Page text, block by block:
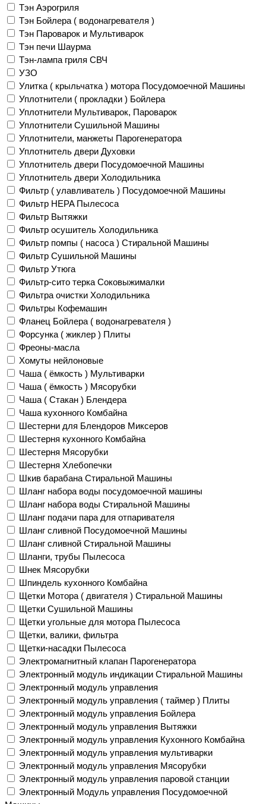
Тэн Аэрогриля
Тэн Бойлера ( водонагревателя )
Тэн Пароварок и Мультиварок
Тэн печи Шаурма
Тэн-лампа гриля СВЧ
УЗО
Улитка ( крыльчатка ) мотора Посудомоечной Машины
Уплотнители ( прокладки ) Бойлера
Уплотнители Мультиварок, Пароварок
Уплотнители Сушильной Машины
Уплотнители, манжеты Парогенератора
Уплотнитель двери Духовки
Уплотнитель двери Посудомоечной Машины
Уплотнитель двери Холодильника
Фильтр ( улавливатель ) Посудомоечной Машины
Фильтр HEPA Пылесоса
Фильтр Вытяжки
Фильтр осушитель Холодильника
Фильтр помпы ( насоса ) Стиральной Машины
Фильтр Сушильной Машины
Фильтр Утюга
Фильтр-сито терка Соковыжималки
Фильтра очистки Холодильника
Фильтры Кофемашин
Фланец Бойлера ( водонагревателя )
Форсунка ( жиклер ) Плиты
Фреоны-масла
Хомуты нейлоновые
Чаша ( ёмкость ) Мультиварки
Чаша ( ёмкость ) Мясорубки
Чаша ( Стакан ) Блендера
Чаша кухонного Комбайна
Шестерни для Блендоров Миксеров
Шестерня кухонного Комбайна
Шестерня Мясорубки
Шестерня Хлебопечки
Шкив барабана Стиральной Машины
Шланг набора воды посудомоечной машины
Шланг набора воды Стиральной Машины
Шланг подачи пара для отпаривателя
Шланг сливной Посудомоечной Машины
Шланг сливной Стиральной Машины
Шланги, трубы Пылесоса
Шнек Мясорубки
Шпиндель кухонного Комбайна
Щетки Мотора ( двигателя ) Стиральной Машины
Щетки Сушильной Машины
Щетки угольные для мотора Пылесоса
Щетки, валики, фильтра
Щетки-насадки Пылесоса
Электромагнитный клапан Парогенератора
Электронный модуль индикации Стиральной Машины
Электронный модуль управления
Электронный модуль управления ( таймер ) Плиты
Электронный модуль управления Бойлера
Электронный модуль управления Вытяжки
Электронный модуль управления Кухонного Комбайна
Электронный модуль управления мультиварки
Электронный модуль управления Мясорубки
Электронный модуль управления паровой станции
Электронный Модуль управления Посудомоечной